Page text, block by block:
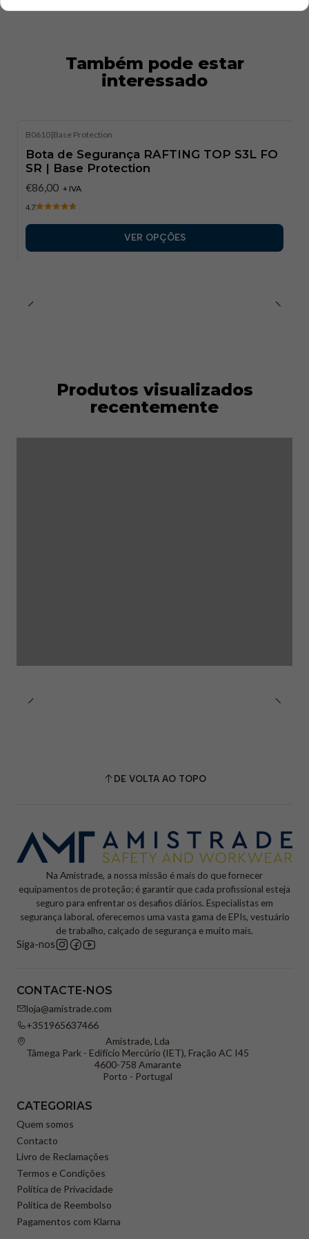
Também pode estar
interessado
B0610|Base Protection
Bota de Segurança RAFTING TOP S3L FO
SR | Base Protection
€86,00 + IVA
4.7
VER OPÇÕES
Produtos visualizados
recentemente
DE VOLTA AO TOPO
Na Amistrade, a nossa missão é mais do que fornecer
equipamentos de proteção; é garantir que cada profissional esteja
seguro para enfrentar os desafios diários. Especialistas em
segurança laboral, oferecemos uma vasta gama de EPIs, vestuário
de trabalho, calçado de segurança e muito mais.
Siga-nos
CONTACTE-NOS
loja@amistrade.com
+351965637466
Amistrade, Lda
Tâmega Park - Edifício Mercúrio (IET), Fração AC I45
4600-758 Amarante
Porto - Portugal
CATEGORIAS
Quem somos
Contacto
Livro de Reclamações
Termos e Condições
Política de Privacidade
Politica de Reembolso
Pagamentos com Klarna